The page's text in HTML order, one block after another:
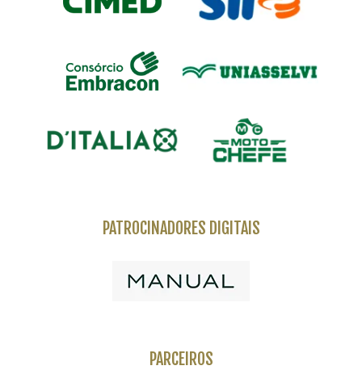
PATROCINADORES DIGITAIS
PARCEIROS